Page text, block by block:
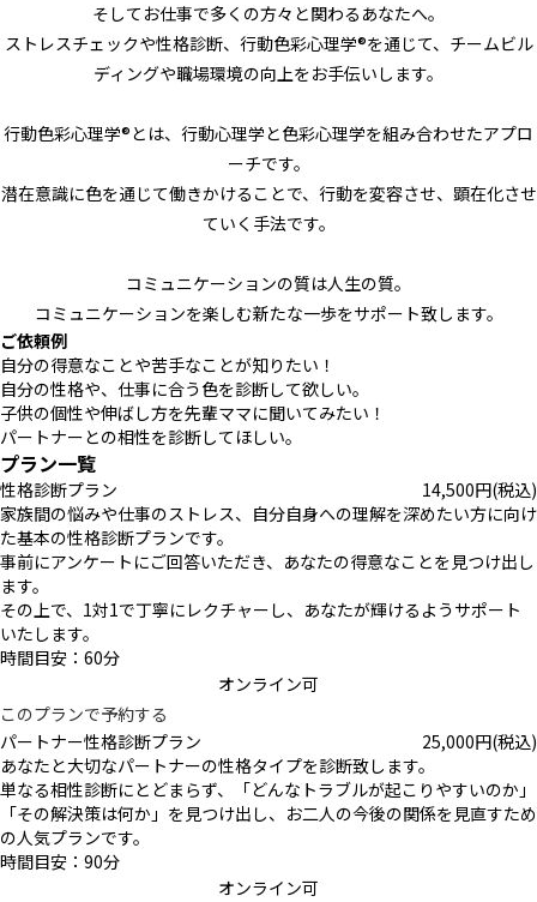
そしてお仕事で多くの方々と関わるあなたへ。
ストレスチェックや性格診断、行動色彩心理学®︎を通じて、チームビル
ディングや職場環境の向上をお手伝いします。
行動色彩心理学®︎とは、行動心理学と色彩心理学を組み合わせたアプロ
ーチです。
潜在意識に色を通じて働きかけることで、行動を変容させ、顕在化させ
ていく手法です。
コミュニケーションの質は人生の質。
コミュニケーションを楽しむ新たな一歩をサポート致します。
ご依頼例
自分の得意なことや苦手なことが知りたい！
自分の性格や、仕事に合う色を診断して欲しい。
子供の個性や伸ばし方を先輩ママに聞いてみたい！
パートナーとの相性を診断してほしい。
プラン一覧
性格診断プラン 14,500円(税込)
家族間の悩みや仕事のストレス、自分自身への理解を深めたい方に向け
た基本の性格診断プランです。
事前にアンケートにご回答いただき、あなたの得意なことを見つけ出し
ます。
その上で、1対1で丁寧にレクチャーし、あなたが輝けるようサポート
いたします。
時間目安：60分
オンライン可
このプランで予約する
パートナー性格診断プラン
25,000円(税込)
あなたと大切なパートナーの性格タイプを診断致します。
単なる相性診断にとどまらず、「どんなトラブルが起こりやすいのか」
「その解決策は何か」を見つけ出し、お二人の今後の関係を見直すため
の人気プランです。
時間目安：90分
オンライン可